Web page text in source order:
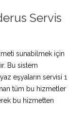
Servis
sunabilmek için
Bu sistem
eşyaların servisi 1
tüm bu hizmetler
bu hizmetten